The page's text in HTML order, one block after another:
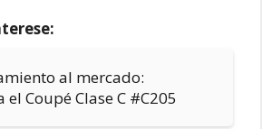
al mercado:
Coupé Clase C #C205